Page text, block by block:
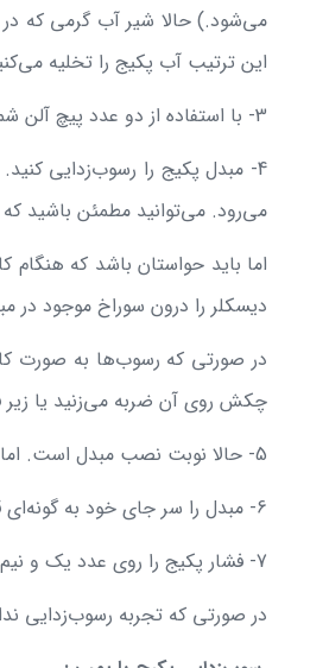
می‌شود.) حالا شیر آب گرمی که در
این ترتیب آب پکیج را تخلیه
3- با استفاده از دو عدد پیچ آلن شماره چهار، مبدل پکیج را که به بلوک‌ها متصل است باز کنید و سپس آن را درآورید.
4- مبدل پکیج را رسوب‌زدایی
می‌رود. می‌توانید مطمئن باشید
اما باید حواستان باشد که
دیسکلر را درون سوراخ موجود در
در صورتی که رسوب‌ها به صورت
چکش روی آن ضربه می‌زنید یا زیر
5- حالا نوبت نصب مبدل است. اما پیش از آن دقت کنید که اگر اورینگ‌ها تغییر شکل داده بودند، آن‌ها را عوض کنید. اورینگ اتصال حلقه‌ای شکل است که برای نصب مبدل استفاده می‌شود.
6- مبدل را سر جای خود به گونه‌ای قرار دهید که شیارهای آن سمت چپ قرار گیرد و آن را نصب کنید.
7- فشار پکیج را روی عدد یک و نیم تنظیم و سپس آن را روشن کنید.
در صورتی که تجربه رسوب‌زدایی